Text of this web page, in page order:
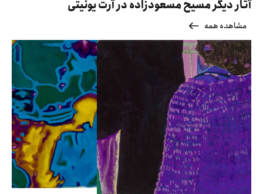
آثار دیگر مسیح مسعودزاده در آرت یونیتی
مشاهده همه